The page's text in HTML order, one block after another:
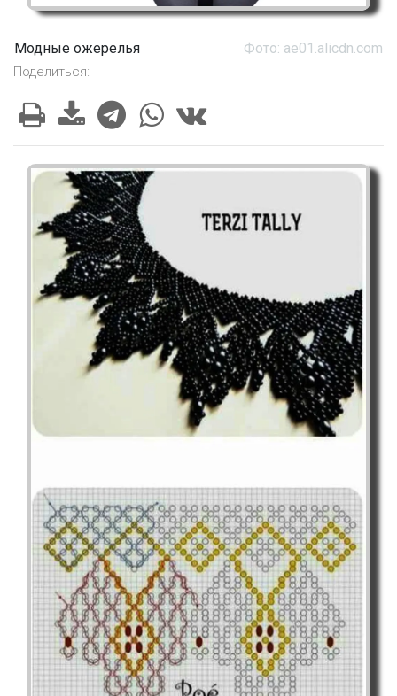
Модные ожерелья Фото: ae01.alicdn.com
Поделиться: